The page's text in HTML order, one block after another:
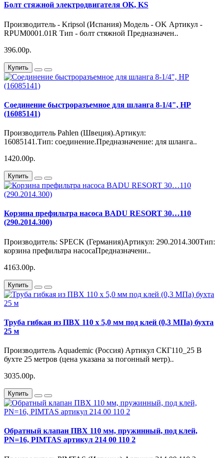
Болт стяжной электродвигателя OK, KS
Производитель - Kripsol (Испания) Модель - OK Артикул -
RPUM0001.01R Тип - болт стяжной Предназначен..
396.00р.
Купить
Соединение быстроразъемное для шланга 8-1/4", НР
(16085141)
Производитель Pahlen (Швеция).Артикул:
16085141.Тип: соединение.Предназначение: для шланга..
1420.00р.
Купить
Корзина префильтра насоса BADU RESORT 30…110
(290.2014.300)
Производитель: SPECK (Германия)Артикул: 290.2014.300Тип:
корзина префильтра насосаПредназначени..
4163.00р.
Купить
Труба гибкая из ПВХ 110 х 5,0 мм под клей (0,3 МПа) бухта
25 м
Производитель Aquademic (Россия) Артикул СКГ110_25 В
бухте 25 метров (цена указана за погонный метр)..
3035.00р.
Купить
Обратный клапан ПВХ 110 мм, пружинный, под клей,
PN=16, PIMTAS артикул 214 00 110 2